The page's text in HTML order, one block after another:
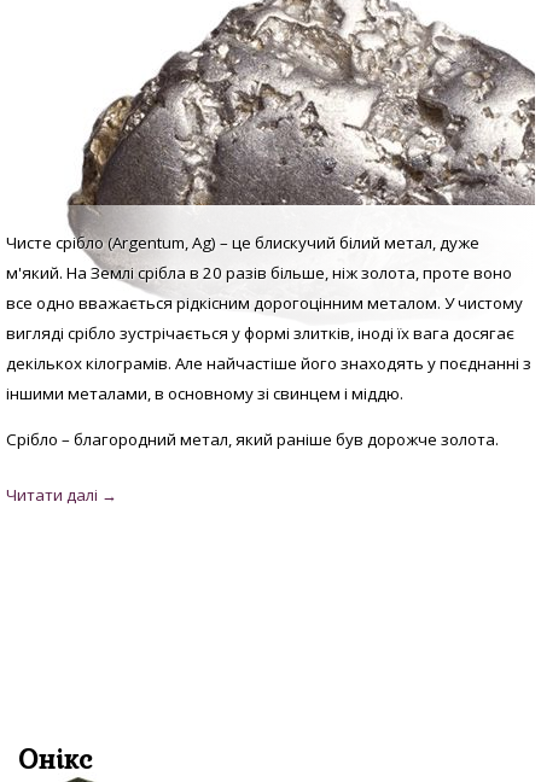
Чисте срібло (Argentum, Аg) – це блискучий білий метал, дуже
м'який. На Землі срібла в 20 разів більше, ніж золота, проте воно
все одно вважається рідкісним дорогоцінним металом. Учистому
вигляді срібло зустрічається у формі злитків, іноді їх вага досягає
декількох кілограмів. Але найчастіше його знаходять у поєднанні з
іншими металами, в основному зі свинцем і міддю.
Срібло – благородний метал, який раніше був дорожче золота.
Онікс